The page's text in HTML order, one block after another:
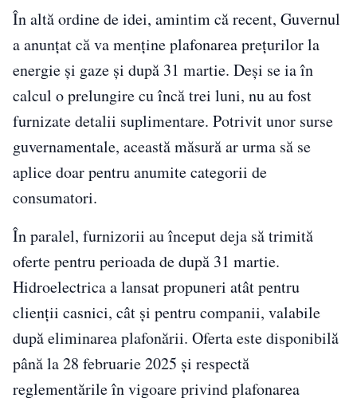
În altă ordine de idei, amintim că recent, Guvernul
a anunțat că va menține plafonarea prețurilor la
energie și gaze și după 31 martie. Deși se ia în
calcul o prelungire cu încă trei luni, nu au fost
furnizate detalii suplimentare. Potrivit unor surse
guvernamentale, această măsură ar urma să se
aplice doar pentru anumite categorii de
consumatori.
În paralel, furnizorii au început deja să trimită
oferte pentru perioada de după 31 martie.
Hidroelectrica a lansat propuneri atât pentru
clienții casnici, cât și pentru companii, valabile
după eliminarea plafonării. Oferta este disponibilă
până la 28 februarie 2025 și respectă
reglementările în vigoare privind plafonarea